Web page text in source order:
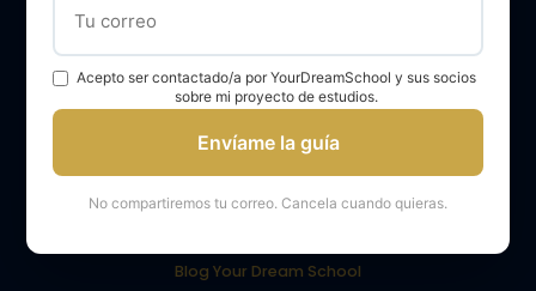
El equipo YourDreamSchool
YourDreamSchool, un socio para su éxito
Obtener apoyo
Blog Your Dream School
Acepto ser contactado/a por YourDreamSchool y sus socios
sobre mi proyecto de estudios.
Envíame la guía
No compartiremos tu correo. Cancela cuando quieras.